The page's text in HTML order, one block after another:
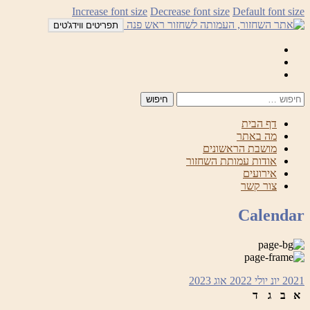
לדלג
לתוכן
Increase font size Decrease font size Default font size
תפריטים ווידג'טים
דף הבית
מה באתר
מושבת הראשונים
אודות עמותת השחזור
אירועים
צור קשר
Calendar
2021 יונ יולי 2022 אוג 2023
א
ב ג ד